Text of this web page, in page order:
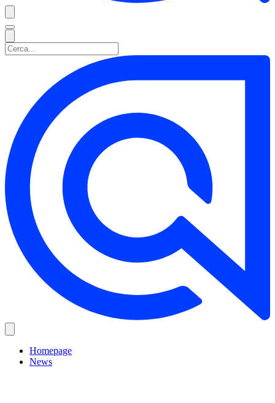
Homepage
News